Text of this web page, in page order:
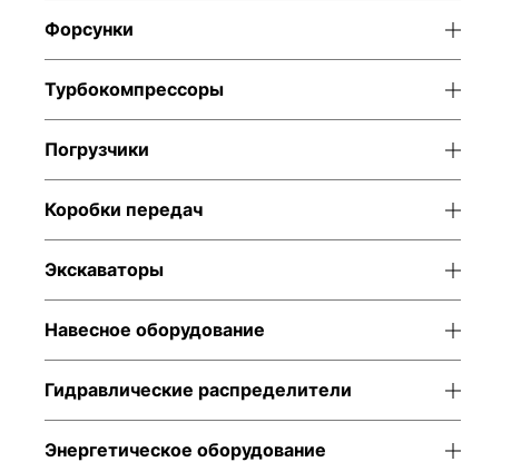
Форсунки
Турбокомпрессоры
Погрузчики
Коробки передач
Экскаваторы
Навесное оборудование
Гидравлические распределители
Энергетическое оборудование